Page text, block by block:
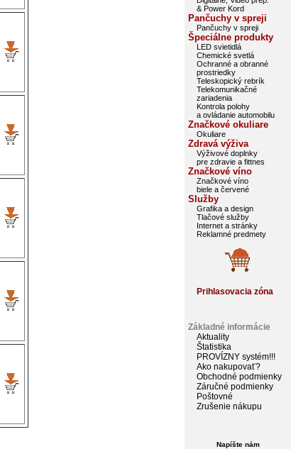
& Power Kord
Pančuchy v spreji
Pančuchy v spreji
Špeciálne produkty
LED svietidlá
Chemické svetlá
Ochranné a obranné
prostriedky
Teleskopický rebrík
Telekomunikačné
zariadenia
Kontrola polohy
a ovládanie automobilu
Značkové okuliare
Okuliare
Zdravá výživa
Výživové doplnky
pre zdravie a fittnes
Značkové víno
Značkové víno
biele a červené
Služby
Grafika a design
Tlačové služby
Internet a stránky
Reklamné predmety
Prihlasovacia zóna
Základné informácie
Aktuality
Štatistika
PROVÍZNY systém!!!
Ako nakupovať?
Obchodné podmienky
Záručné podmienky
Poštovné
Zrušenie nákupu
Napíšte nám